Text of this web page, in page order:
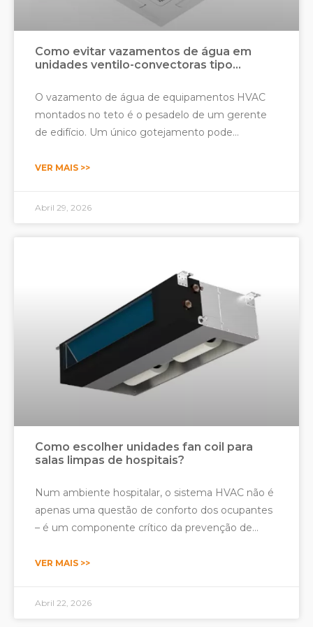
Como evitar vazamentos de água em
unidades ventilo-convectoras tipo
O vazamento de água de equipamentos HVAC
montados no teto é o pesadelo de um gerente
de edifício. Um único gotejamento pode
acabamentos internos, criar riscos de
que afeta a qualidade do ar interno. Para espaços
VER MAIS >>
Abril 29, 2026
Como escolher unidades fan coil para
salas limpas de hospitais?
Num ambiente hospitalar, o sistema HVAC não é
apenas uma questão de conforto dos ocupantes
– é um componente crítico da prevenção de
verdadeiro do que em salas limpas, salas de
enfermarias de isolamento e áreas de preparação
VER MAIS >>
Abril 22, 2026